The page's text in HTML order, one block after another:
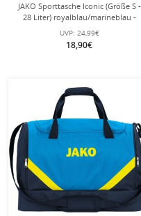
JAKO Sporttasche Iconic (Größe S -
28 Liter) royalblau/marineblau -
45x24x26cm
UVP: 24,99€
18,90€